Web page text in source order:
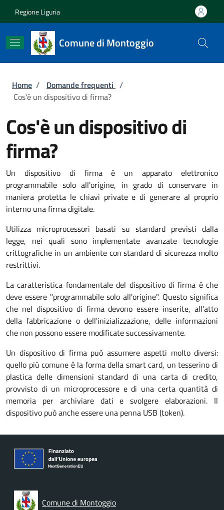
Regione Liguria
Comune di Montoggio
Briciole di pane
Home / Domande frequenti /
Cos'è un dispositivo di firma?
Cos'è un dispositivo di
firma?
Un dispositivo di firma è un apparato elettronico
programmabile solo all'origine, in grado di conservare in
maniera protetta le chiavi private e di generare al proprio
interno una firma digitale.
Utilizza microprocessori basati su standard previsti dalla
legge, nei quali sono implementate avanzate tecnologie
crittografiche in un ambiente con standard di sicurezza molto
restrittivi.
La caratteristica fondamentale del dispositivo di firma è che
deve essere "programmabile solo all'origine". Questo significa
che nel dispositivo di firma devono essere inserite, all'atto
della fabbricazione o dell'inizializzazione, delle informazioni
che non possono essere modificate successivamente.
Un dispositivo di firma può assumere aspetti molto diversi:
quello più comune è la forma della smart card, un tesserino di
plastica delle dimensioni standard di una carta di credito,
provvisto di un microprocessore e di una certa quantità di
memoria per archiviare dati e svolgere elaborazioni. Il
dispositivo può anche essere una penna USB (token).
Comune di Montoggio